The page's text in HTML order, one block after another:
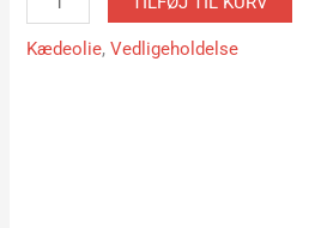
Kædeolie,Vedligeholdelse